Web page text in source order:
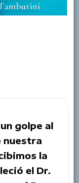
golpe al
nuestra
la
el Dr.